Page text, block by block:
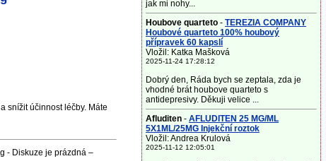
snížit účinnost léčby. Máte
- Diskuze je prázdná –
jak mi nohy...
Houbove quarteto - TEREZIA COMPANY
Houbové quarteto 100% houbový
přípravek 60 kapslí
Vložil: Katka Mašková
2025-11-24 17:28:12
Dobrý den, Ráda bych se zeptala, zda je
vhodné brát houbove quarteto s
antidepresivy. Děkuji velice ...
Afluditen - AFLUDITEN 25 MG/ML
5X1ML/25MG Injekční roztok
Vložil: Andrea Krulová
2025-11-12 12:05:01